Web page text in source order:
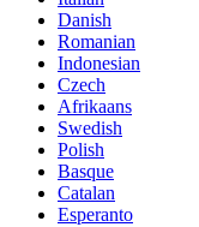
Danish
Romanian
Indonesian
Czech
Afrikaans
Swedish
Polish
Basque
Catalan
Esperanto